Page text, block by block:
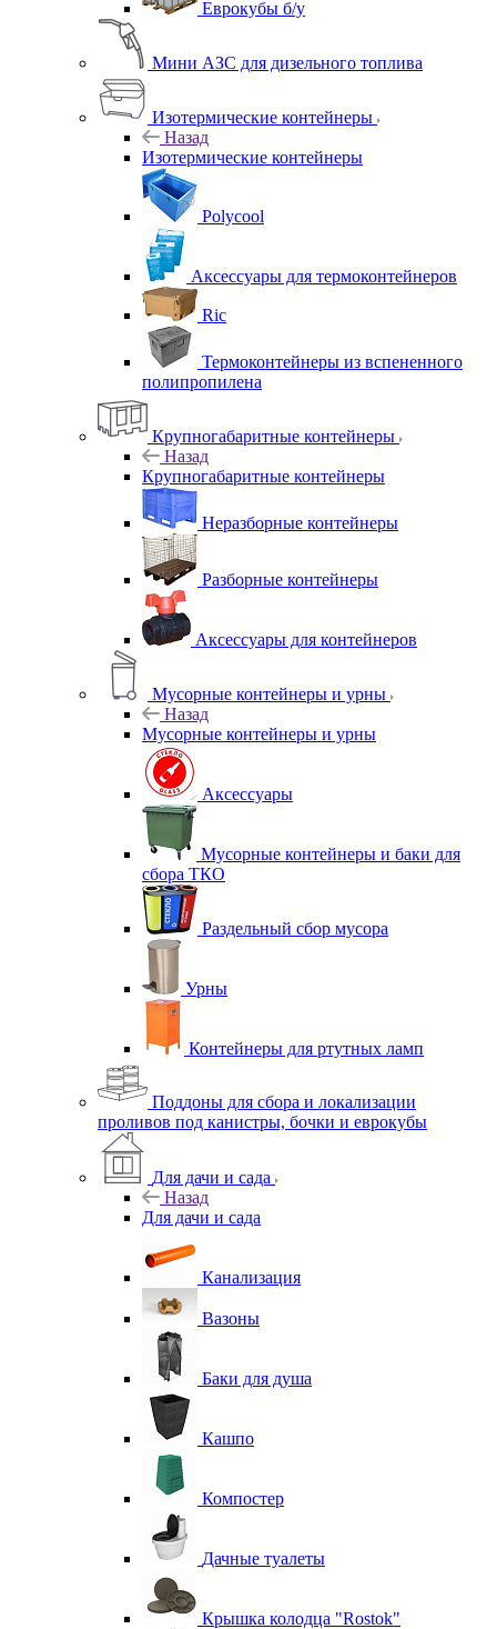
Еврокубы б/у
Мини АЗС для дизельного топлива
Изотермические контейнеры
Назад
Изотермические контейнеры
Polycool
Аксессуары для термоконтейнеров
Ric
Термоконтейнеры из вспененного
полипропилена
Крупногабаритные контейнеры
Назад
Крупногабаритные контейнеры
Неразборные контейнеры
Разборные контейнеры
Аксессуары для контейнеров
Мусорные контейнеры и урны
Назад
Мусорные контейнеры и урны
Аксессуары
Мусорные контейнеры и баки для
сбора ТКО
Раздельный сбор мусора
Урны
Контейнеры для ртутных ламп
Поддоны для сбора и локализации
проливов под канистры, бочки и еврокубы
Для дачи и сада
Назад
Для дачи и сада
Канализация
Вазоны
Баки для душа
Кашпо
Компостер
Дачные туалеты
Крышка колодца "Rostok"